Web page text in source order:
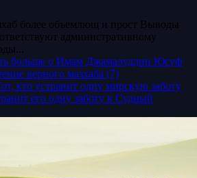
более объемлющ и прост Выводы
административному
больше о Имам Джамалуддин Юсуф
верного мазхаба (7)
кто устранит одну мирскую заботу
его одну заботу в Судный